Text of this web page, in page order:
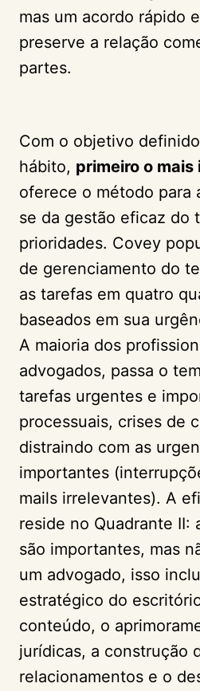
mas um acordo rápido
preserve a relação
partes.
Com o objetivo
hábito, primeiro o
oferece o método para
se da gestão eficaz do
prioridades. Covey
de gerenciamento do
as tarefas em quatro
baseados em sua
A maioria dos
advogados, passa o
tarefas urgentes e
processuais, crises de
distraindo com as
importantes
mails irrelevantes). A
reside no Quadrante II:
são importantes, mas
um advogado, isso
estratégico do
conteúdo, o
jurídicas, a construção
relacionamentos e o